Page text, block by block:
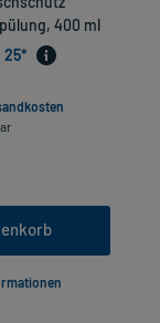
400 ml
4.96
25*